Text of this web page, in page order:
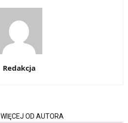
Redakcja
WIĘCEJ OD AUTORA